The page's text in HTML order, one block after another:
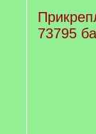
73795